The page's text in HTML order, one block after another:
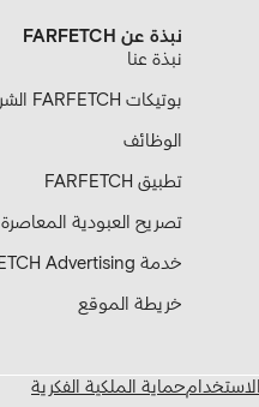
نبذة عن FARFETCH
نبذة عنا
بوتيكات FARFETCH الشريكة
الوظائف
تطبيق FARFETCH
تصريح العبودية المعاصرة
خدمة FARFETCH Advertising
خريطة الموقع
حماية الملكية الفكرية